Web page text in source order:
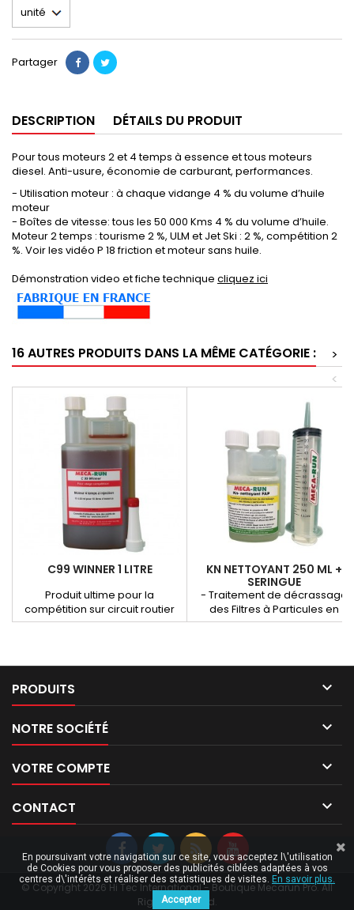
Partager
DESCRIPTION DÉTAILS DU PRODUIT
Pour tous moteurs 2 et 4 temps à essence et tous moteurs
diesel. Anti-usure, économie de carburant, performances.
- Utilisation moteur : à chaque vidange 4 % du volume d’huile
moteur
- Boîtes de vitesse: tous les 50 000 Kms 4 % du volume d’huile.
Moteur 2 temps : tourisme 2 %, ULM et Jet Ski : 2 %, compétition 2
%. Voir les vidéo P 18 friction et moteur sans huile.
Démonstration video et fiche technique cliquez ici
16 AUTRES PRODUITS DANS LA MÊME CATÉGORIE :
>
<
C99 WINNER 1 LITRE
Produit ultime pour la
compétition sur circuit routier
et tout terrain Moteur 4 temps 5
KN NETTOYANT 250 ML +
SERINGUE
- Traitement de décrassage
des Filtres à Particules en
mode dégradé (non
SCR adblue par l’intérieur.
PRODUITS 
NOTRE SOCIÉTÉ 
VOTRE COMPTE 
CONTACT 
© Copyright 2026 Hi Tec International - Boutique Mecarun Pro. All
Rights Reserved.
En poursuivant votre navigation sur ce site, vous acceptez l\'utilisation
de Cookies pour vous proposer des publicités ciblées adaptées à vos
centres d\'intérêts et réaliser des statistiques de visites. En savoir plus.
Accepter